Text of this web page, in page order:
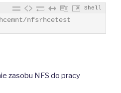
Shell
nfsrhcetest
zasobu NFS do pracy